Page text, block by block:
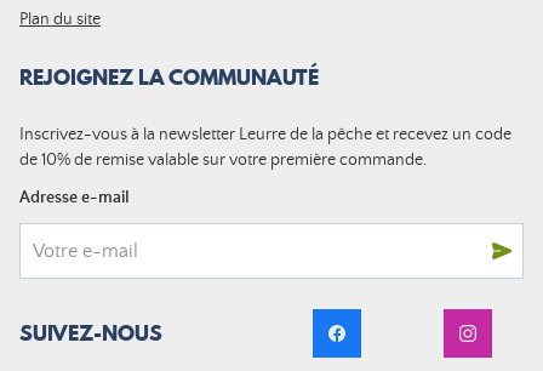
Plan du site
REJOIGNEZ LA COMMUNAUTÉ
Inscrivez-vous à la newsletter Leurre de la pêche et recevez un code
de 10% de remise valable sur votre première commande.
Adresse e-mail
SUIVEZ-NOUS